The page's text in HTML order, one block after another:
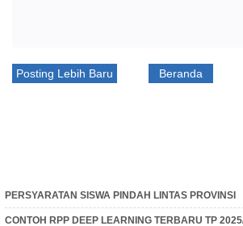
Posting Lebih Baru Beranda
PERSYARATAN SISWA PINDAH LINTAS PROVINSI
CONTOH RPP DEEP LEARNING TERBARU TP